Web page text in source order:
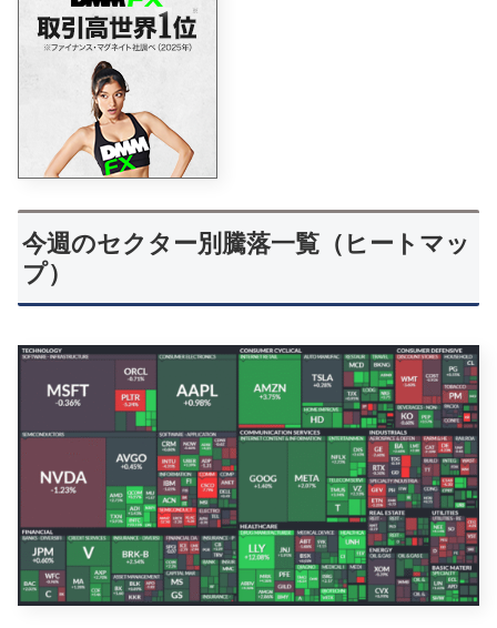
今週のセクター別騰落一覧（ヒートマッ
プ）